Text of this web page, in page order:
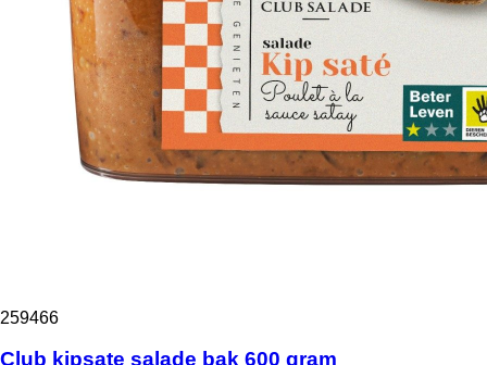
259466
Club kipsate salade bak 600 gram